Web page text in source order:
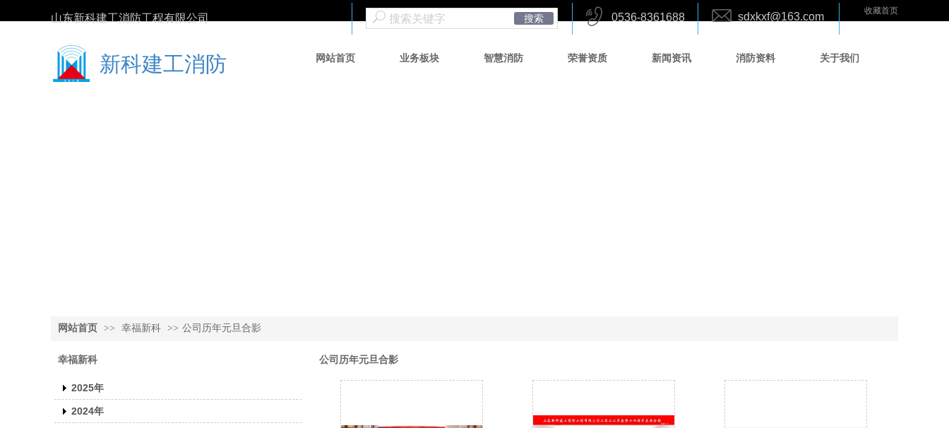
新科建工消防
山东新科建工消防工程有限公司 搜索 0536-8361688 sdxkxf@163.com
网站首页 业务板块 智慧消防 荣誉资质 新闻资讯 消防资料 关于我们
收藏首页
网站首页 >> 幸福新科 >> 公司历年元旦合影
幸福新科
2025年
2024年
公司历年元旦合影